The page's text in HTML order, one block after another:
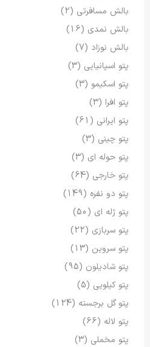
بالش مسافرتی (2)
بالش نمدی (16)
بالش نوزاد (7)
پتو اسپانیایی (3)
پتو اسکیمو (3)
پتو افرا (3)
پتو ایرانی (61)
پتو چینی (3)
پتو حوله ای (3)
پتو خارجی (64)
پتو دو نفره (149)
پتو ژله ای (50)
پتو سربازی (22)
پتو سروین (13)
پتو شادیلون (95)
پتو کیلویی (5)
پتو گل برجسته (124)
پتو لاله (66)
پتو مخملی (3)